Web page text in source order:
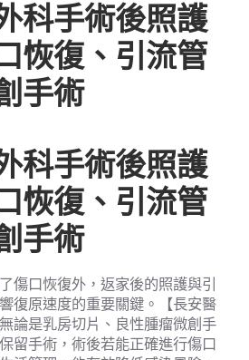
科手術後照護
恢復、引流管
手術
科手術後照護
恢復、引流管
手術
傷口恢復外，返家後的照護與引
復原速度的重要關鍵。【長安醫
論是乳房切片、良性腫瘤微創手
留手術，術後若能正確進行傷口